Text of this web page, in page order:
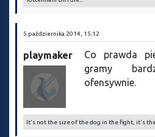
5 października 2014, 15:12
playmaker
Co prawda
gramy
ofensywnie.
It's not the size of the dog in the fight, it's